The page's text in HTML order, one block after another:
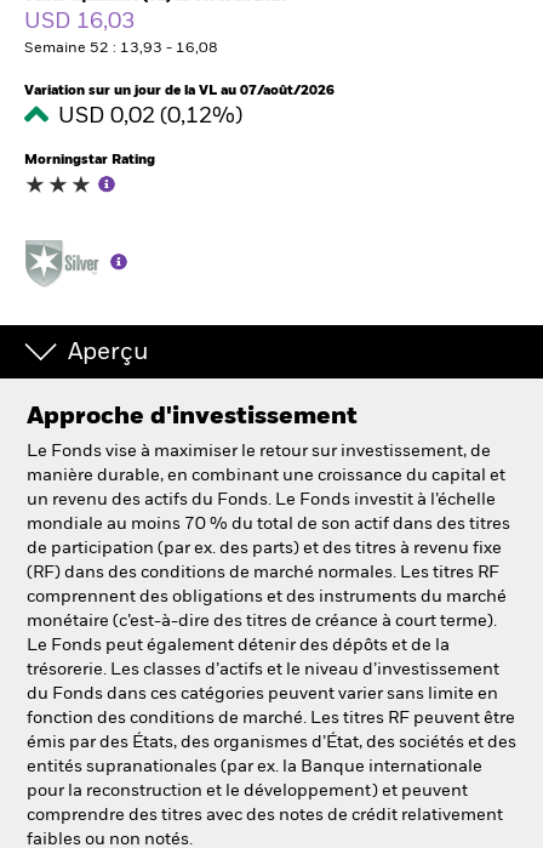
Change location
iShares
USD 16,03
Semaine 52 : 13,93 - 16,08
Variation sur un jour de la VL au 07/août/2026
USD 0,02 (0,12%)
Morningstar Rating
Aperçu
Approche d'investissement
Le Fonds vise à maximiser le retour sur investissement, de
manière durable, en combinant une croissance du capital et
un revenu des actifs du Fonds. Le Fonds investit à l’échelle
mondiale au moins 70 % du total de son actif dans des titres
de participation (par ex. des parts) et des titres à revenu fixe
(RF) dans des conditions de marché normales. Les titres RF
comprennent des obligations et des instruments du marché
monétaire (c’est-à-dire des titres de créance à court terme).
Le Fonds peut également détenir des dépôts et de la
trésorerie. Les classes d’actifs et le niveau d’investissement
du Fonds dans ces catégories peuvent varier sans limite en
fonction des conditions de marché. Les titres RF peuvent être
émis par des États, des organismes d’État, des sociétés et des
entités supranationales (par ex. la Banque internationale
pour la reconstruction et le développement) et peuvent
comprendre des titres avec des notes de crédit relativement
faibles ou non notés.